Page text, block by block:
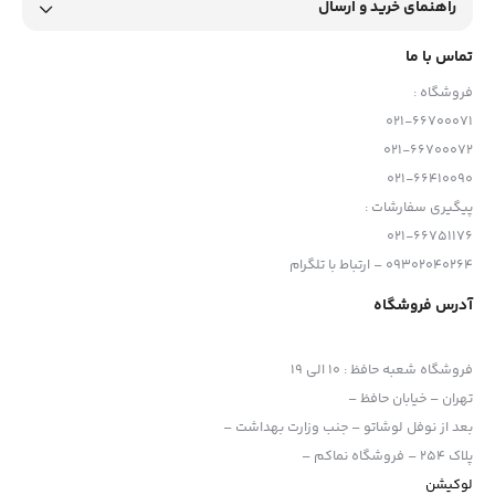
راهنمای خرید و ارسال
تماس با ما
فروشگاه :
021-66700071
021-66700072
021-66410090
پیگیری سفارشات :
021-66751176
09302040264 – ارتباط با تلگرام
آدرس فروشگاه
فروشگاه شعبه حافظ: 10 الی 19
تهران – خیابان حافظ –
بعد از نوفل لوشاتو – جنب وزارت بهداشت –
پلاک 254 – فروشگاه نماکم –
لوکیشن